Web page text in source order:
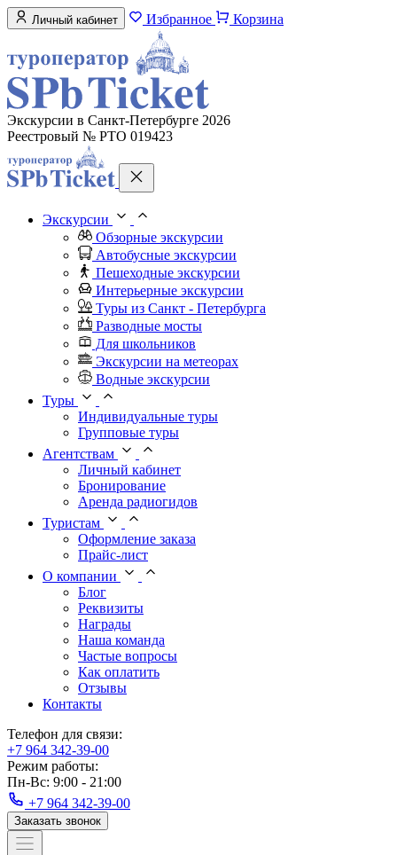
Личный кабинет Избранное Корзина
Экскурсии в Санкт-Петербурге 2026
Реестровый № РТО 019423
Экскурсии
Обзорные экскурсии
Автобусные экскурсии
Пешеходные экскурсии
Интерьерные экскурсии
Туры из Санкт - Петербурга
Разводные мосты
Для школьников
Экскурсии на метеорах
Водные экскурсии
Туры
Индивидуальные туры
Групповые туры
Агентствам
Личный кабинет
Бронирование
Аренда радиогидов
Туристам
Оформление заказа
Прайс-лист
О компании
Блог
Реквизиты
Награды
Наша команда
Частые вопросы
Как оплатить
Отзывы
Контакты
Телефон для связи:
+7 964 342-39-00
Режим работы:
Пн-Вс: 9:00 - 21:00
+7 964 342-39-00
Заказать звонок